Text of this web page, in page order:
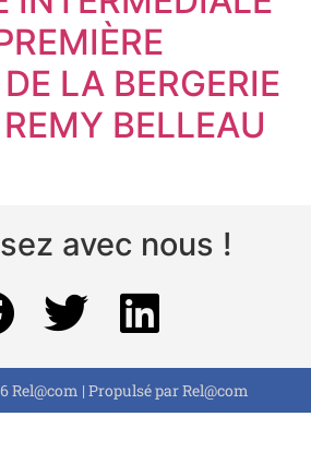
LA BERGERIE
BELLEAU
avec nous !
Rel@com | Propulsé par Rel@com